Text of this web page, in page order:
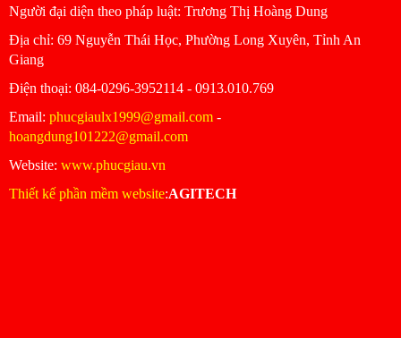
Người đại diện theo pháp luật: Trương Thị Hoàng Dung
Ðịa chỉ: 69 Nguyễn Thái Học, Phường Long Xuyên, Tỉnh An
Giang
Ðiện thoại: 084-0296-3952114 - 0913.010.769
Email: phucgiaulx1999@gmail.com -
hoangdung101222@gmail.com
Website: www.phucgiau.vn
Thiết kế phần mềm website:AGITECH